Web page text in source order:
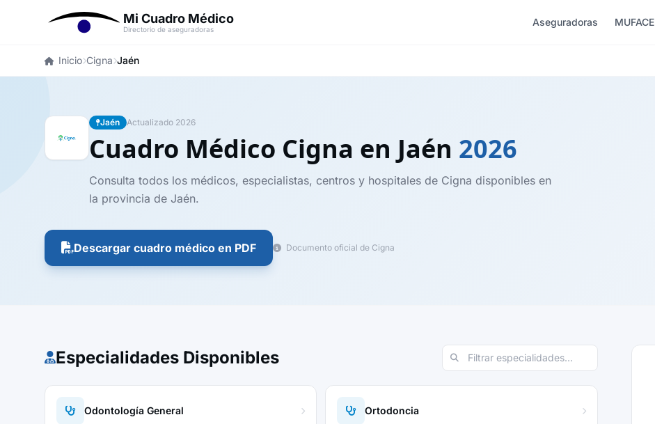
Mi Cuadro Médico
Directorio de aseguradoras
Aseguradoras MUFACE
Inicio Cigna Jaén
Jaén Actualizado 2026
Cuadro Médico Cigna en Jaén 2026
Consulta todos los médicos, especialistas, centros y hospitales de Cigna disponibles en
la provincia de Jaén.
Descargar cuadro médico en PDF Documento oficial de Cigna
Especialidades Disponibles
Odontología General Ortodoncia